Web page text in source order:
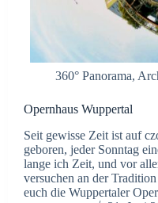
360° Panorama,
Opernhaus Wuppertal
Seit gewisse Zeit ist auf
geboren, jeder Sonntag
lange ich Zeit, und vor
versuchen an der
euch die Wuppertaler